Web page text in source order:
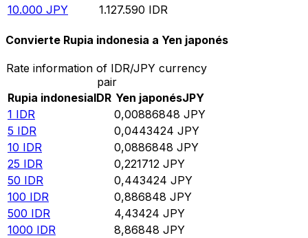
10.000 JPY 1.127.590 IDR
Convierte Rupia indonesia a Yen japonés
Rate information of IDR/JPY currency
pair
Rupia indonesiaIDR Yen japonésJPY
1 IDR 0,00886848 JPY
5 IDR 0,0443424 JPY
10 IDR 0,0886848 JPY
25 IDR 0,221712 JPY
50 IDR 0,443424 JPY
100 IDR 0,886848 JPY
500 IDR 4,43424 JPY
1000 IDR 8,86848 JPY